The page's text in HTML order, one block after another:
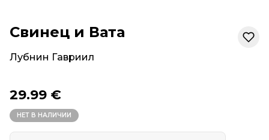
Свинец и Вата
Лубнин Гавриил
29.99 €
НЕТ В НАЛИЧИИ